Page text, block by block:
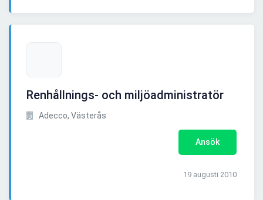
Renhållnings- och miljöadministratör
Adecco, Västerås
Ansök
19 augusti 2010